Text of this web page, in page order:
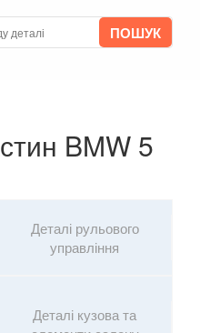
BMW 5
Деталі рульового
управління
Деталі кузова та